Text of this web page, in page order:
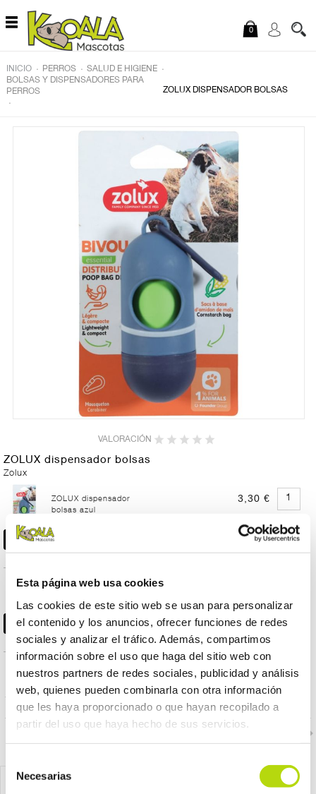
Esta página web usa cookies
Las cookies de este sitio web se usan para personalizar
el contenido y los anuncios, ofrecer funciones de redes
sociales y analizar el tráfico. Además, compartimos
información sobre el uso que haga del sitio web con
nuestros partners de redes sociales, publicidad y análisis
web, quienes pueden combinarla con otra información
que les haya proporcionado o que hayan recopilado a
partir del uso que haya hecho de sus servicios.
Necesarias
Saltar al contenido
0
INICIO . PERROS . SALUD E HIGIENE .
BOLSAS Y DISPENSADORES PARA
PERROS
.
ZOLUX DISPENSADOR BOLSAS
VALORACIÓN
ZOLUX dispensador bolsas
Zolux
ZOLUX dispensador
bolsas azul
3,30 €
ZOLUX dispensador
PRODUCTOS RELACIONADOS